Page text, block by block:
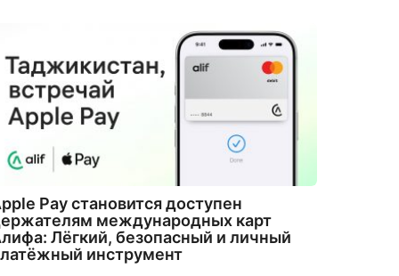
Pay становится доступен
международных карт
Лёгкий, безопасный и личный
инструмент